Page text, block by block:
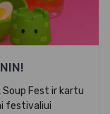
Soup Fest ir kartu
festivaliui